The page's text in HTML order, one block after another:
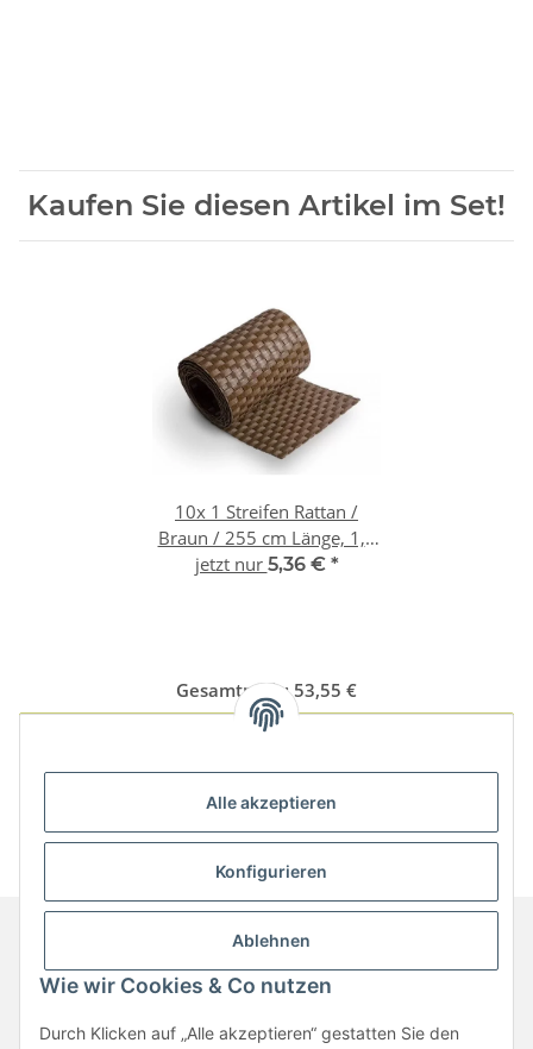
Alle akzeptieren
Konfigurieren
Ablehnen
Wie wir Cookies & Co nutzen
Durch Klicken auf „Alle akzeptieren“ gestatten Sie den
Kaufen Sie diesen Artikel im Set!
10x 1 Streifen Rattan /
Braun / 255 cm Länge, 1,1
mm Stärke
jetzt nur 5,36 € *
Gesamtpreis:53,55 €
Alle in den Warenkorb
Informationen